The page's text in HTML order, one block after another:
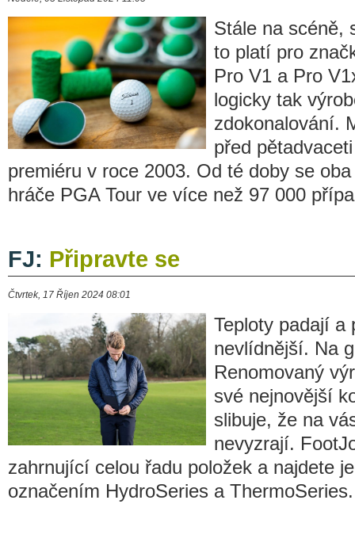
Stále na scéně,
to platí pro
Pro V1 a Pro
logicky tak
zdokonalování.
před
premiéru v roce 2003. Od té doby se
hráče PGA Tour ve více než 97 000
FJ: Připravte se
Čtvrtek, 17 Říjen 2024 08:01
Teploty padají a
nevlídnější. Na
Renomovaný
své nejnovější
slibuje, že na
nevyzrají.
zahrnující celou řadu položek a najdete
označením HydroSeries a ThermoSeries.